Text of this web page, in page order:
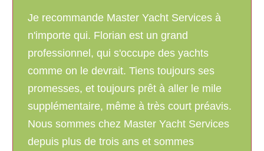
Je recommande Master Yacht Services à
n'importe qui. Florian est un grand
professionnel, qui s'occupe des yachts
comme on le devrait. Tiens toujours ses
promesses, et toujours prêt à aller le mile
supplémentaire, même à très court préavis.
Nous sommes chez Master Yacht Services
depuis plus de trois ans et sommes